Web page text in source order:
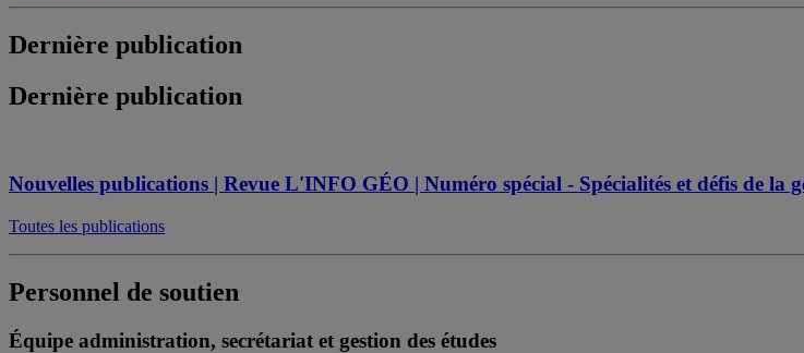
Dernière publication
Dernière publication
Nouvelles publications | Revue L'INFO GÉO | Numéro spécial - Spécialités et défis de la
Toutes les publications
Personnel de soutien
Équipe administration, secrétariat et gestion des études